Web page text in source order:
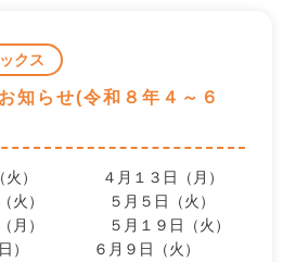
クス
知らせ(令和８年４～６
（火） ４月１３日（月）
） ５月５日（火）
） ５月１９日（火）
６月９日（火）